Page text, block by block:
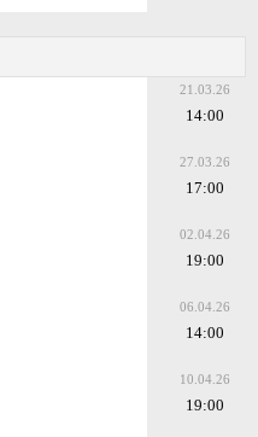
21.03.26
14:00
27.03.26
17:00
02.04.26
19:00
06.04.26
14:00
10.04.26
19:00